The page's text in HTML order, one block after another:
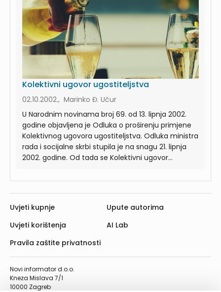
Kolektivni ugovor ugostiteljstva
02.10.2002., Marinko Đ. Učur
U Narodnim novinama broj 69. od 13. lipnja 2002.
godine objavljena je Odluka o proširenju primjene
Kolektivnog ugovora ugostiteljstva. Odluka ministra
rada i socijalne skrbi stupila je na snagu 21. lipnja
2002. godine. Od tada se Kolektivni ugovor...
Novi informator d.o.o.
Kneza Mislava 7/1
10000 Zagreb
Uvjeti kupnje
Uvjeti korištenja
Pravila zaštite privatnosti
Upute autorima
AI Lab